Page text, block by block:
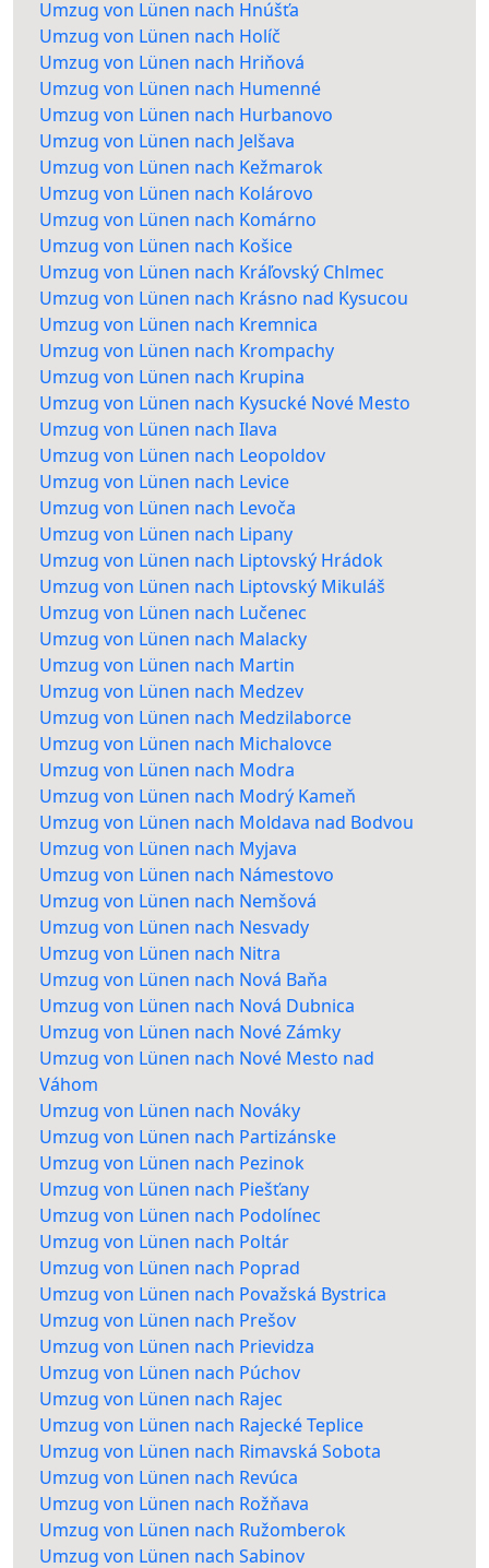
Umzug von Lünen nach Hnúšťa
Umzug von Lünen nach Holíč
Umzug von Lünen nach Hriňová
Umzug von Lünen nach Humenné
Umzug von Lünen nach Hurbanovo
Umzug von Lünen nach Jelšava
Umzug von Lünen nach Kežmarok
Umzug von Lünen nach Kolárovo
Umzug von Lünen nach Komárno
Umzug von Lünen nach Košice
Umzug von Lünen nach Kráľovský Chlmec
Umzug von Lünen nach Krásno nad Kysucou
Umzug von Lünen nach Kremnica
Umzug von Lünen nach Krompachy
Umzug von Lünen nach Krupina
Umzug von Lünen nach Kysucké Nové Mesto
Umzug von Lünen nach Ilava
Umzug von Lünen nach Leopoldov
Umzug von Lünen nach Levice
Umzug von Lünen nach Levoča
Umzug von Lünen nach Lipany
Umzug von Lünen nach Liptovský Hrádok
Umzug von Lünen nach Liptovský Mikuláš
Umzug von Lünen nach Lučenec
Umzug von Lünen nach Malacky
Umzug von Lünen nach Martin
Umzug von Lünen nach Medzev
Umzug von Lünen nach Medzilaborce
Umzug von Lünen nach Michalovce
Umzug von Lünen nach Modra
Umzug von Lünen nach Modrý Kameň
Umzug von Lünen nach Moldava nad Bodvou
Umzug von Lünen nach Myjava
Umzug von Lünen nach Námestovo
Umzug von Lünen nach Nemšová
Umzug von Lünen nach Nesvady
Umzug von Lünen nach Nitra
Umzug von Lünen nach Nová Baňa
Umzug von Lünen nach Nová Dubnica
Umzug von Lünen nach Nové Zámky
Umzug von Lünen nach Nové Mesto nad
Váhom
Umzug von Lünen nach Nováky
Umzug von Lünen nach Partizánske
Umzug von Lünen nach Pezinok
Umzug von Lünen nach Piešťany
Umzug von Lünen nach Podolínec
Umzug von Lünen nach Poltár
Umzug von Lünen nach Poprad
Umzug von Lünen nach Považská Bystrica
Umzug von Lünen nach Prešov
Umzug von Lünen nach Prievidza
Umzug von Lünen nach Púchov
Umzug von Lünen nach Rajec
Umzug von Lünen nach Rajecké Teplice
Umzug von Lünen nach Rimavská Sobota
Umzug von Lünen nach Revúca
Umzug von Lünen nach Rožňava
Umzug von Lünen nach Ružomberok
Umzug von Lünen nach Sabinov